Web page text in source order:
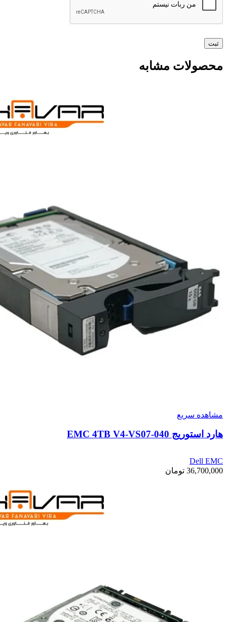
محصولات مشابه
مشاهده سریع
هارد استوریج EMC 4TB V4-VS07-040
Dell EMC
36,700,000 تومان